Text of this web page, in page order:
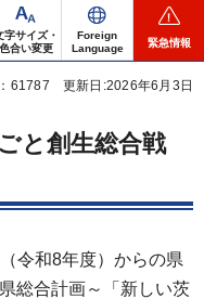
字サイズ・
色合い変更
Foreign
Language
緊急情報
61787 更新日:2026年6月3日
と創生総合戦
令和8年度）からの県
総合計画～「新しい茨